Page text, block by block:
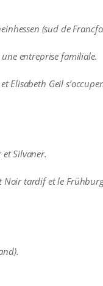
(sud de
une entreprise familiale.
Elisabeth Geil
Silvaner.
Noir tardif et le